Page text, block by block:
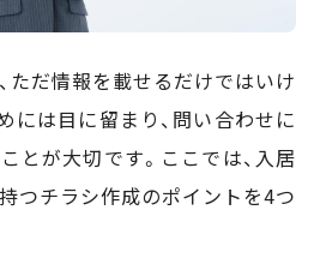
ただ情報を載せるだけではいけ
には目に留まり、問い合わせに
とが大切です。ここでは、入居
つチラシ作成のポイントを4つ